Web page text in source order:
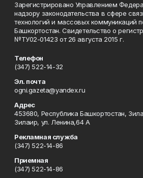
Зарегистрировано Управлением
надзору законодательства в сфере
технологий и массовых коммуникаций
Башкортостан. Свидетельство о
№ТУ02-01423 от 26 августа 2015 г.
Телефон
(347) 522-14-32
Эл. почта
ogni.gazeta@yandex.ru
Адрес
453680, Республика Башкортостан,
Зилаир, ул. Ленина,64 А
Рекламная служба
(347) 522-14-86
Приемная
(347) 522-14-86